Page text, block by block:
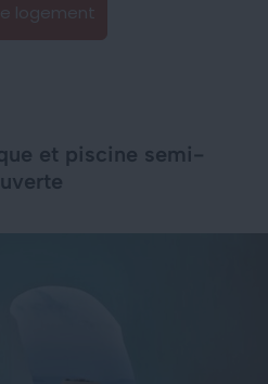
logement
et piscine semi-